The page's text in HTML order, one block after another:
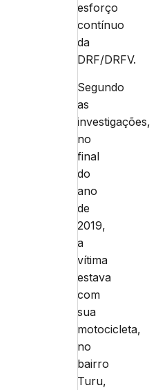
esforço
contínuo
da
DRF/DRFV.
Segundo
as
investigações,
no
final
do
ano
de
2019,
a
vítima
estava
com
sua
motocicleta,
no
bairro
Turu,